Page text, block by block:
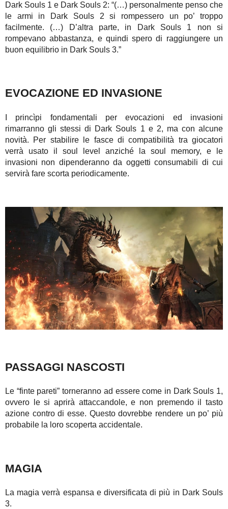
Dark Souls 1 e Dark Souls 2: “(…) personalmente penso che
le armi in Dark Souls 2 si rompessero un po’ troppo
facilmente. (…) D’altra parte, in Dark Souls 1 non si
rompevano abbastanza, e quindi spero di raggiungere un
buon equilibrio in Dark Souls 3.”
EVOCAZIONE ED INVASIONE
I princìpi fondamentali per evocazioni ed invasioni
rimarranno gli stessi di Dark Souls 1 e 2, ma con alcune
novità. Per stabilire le fasce di compatibilità tra giocatori
verrà usato il soul level anziché la soul memory, e le
invasioni non dipenderanno da oggetti consumabili di cui
servirà fare scorta periodicamente.
PASSAGGI NASCOSTI
Le “finte pareti” torneranno ad essere come in Dark Souls 1,
ovvero le si aprirà attaccandole, e non premendo il tasto
azione contro di esse. Questo dovrebbe rendere un po’ più
probabile la loro scoperta accidentale.
MAGIA
La magia verrà espansa e diversificata di più in Dark Souls
3.